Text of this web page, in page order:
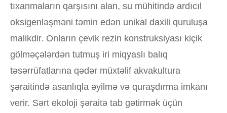
tıxanmaların qarşısını alan, su mühitində ardıcıl
oksigenləşməni təmin edən unikal daxili quruluşa
malikdir. Onların çevik rezin konstruksiyası kiçik
gölməçələrdən tutmuş iri miqyaslı balıq
təsərrüfatlarına qədər müxtəlif akvakultura
şəraitində asanlıqla əyilmə və quraşdırma imkanı
verir. Sərt ekoloji şəraitə tab gətirmək üçün